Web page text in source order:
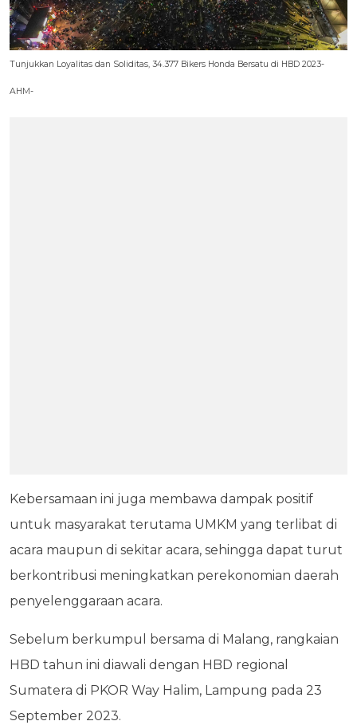
Tunjukkan Loyalitas dan Soliditas, 34.377 Bikers Honda Bersatu di HBD 2023-
AHM-
Kebersamaan ini juga membawa dampak positif
untuk masyarakat terutama UMKM yang terlibat di
acara maupun di sekitar acara, sehingga dapat turut
berkontribusi meningkatkan perekonomian daerah
penyelenggaraan acara.
Sebelum berkumpul bersama di Malang, rangkaian
HBD tahun ini diawali dengan HBD regional
Sumatera di PKOR Way Halim, Lampung pada 23
September 2023.